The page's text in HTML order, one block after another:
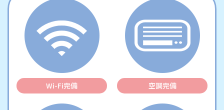
Wi-Fi完備 空調完備